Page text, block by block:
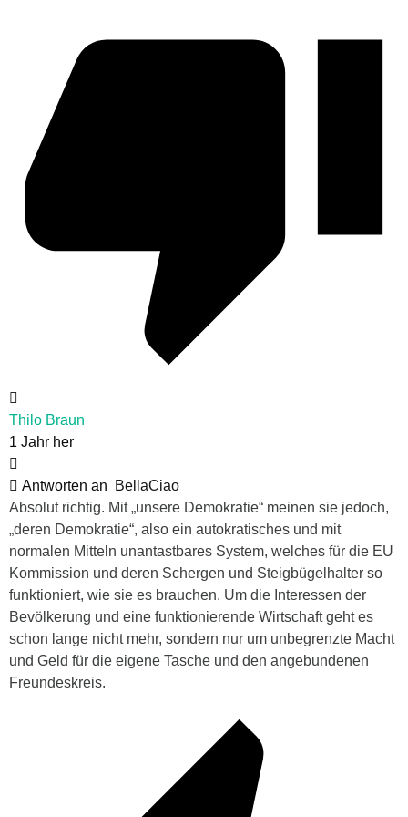
Thilo Braun
1 Jahr her
Antworten an
BellaCiao
Absolut richtig. Mit „unsere Demokratie“ meinen sie jedoch,
„deren Demokratie“, also ein autokratisches und mit
normalen Mitteln unantastbares System, welches für die EU
Kommission und deren Schergen und Steigbügelhalter so
funktioniert, wie sie es brauchen. Um die Interessen der
Bevölkerung und eine funktionierende Wirtschaft geht es
schon lange nicht mehr, sondern nur um unbegrenzte Macht
und Geld für die eigene Tasche und den angebundenen
Freundeskreis.